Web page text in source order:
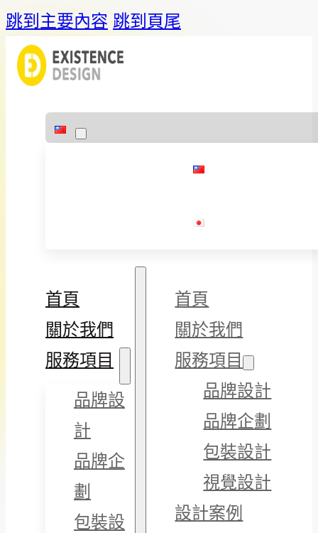
跳到主要內容 跳到頁尾
首頁
關於我們
服務項目
品牌設
計
品牌企
劃
包裝設
首頁
關於我們
服務項目
品牌設計
品牌企劃
包裝設計
視覺設計
設計案例